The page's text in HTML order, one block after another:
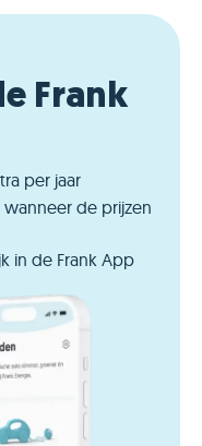
Frank
per jaar
de prijzen
in de Frank App